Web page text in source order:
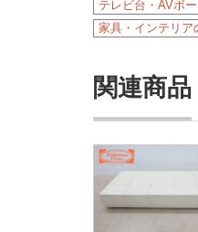
テレビ台・AVボ
家具・インテリア
関連商品